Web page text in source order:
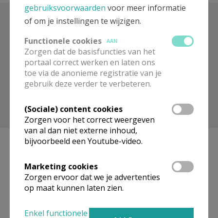
Zoek op trefwoord
Toon meer filters
Geen artikels gevonden.
Pagina's
gebruiksvoorwaarden voor meer informatie
of om je instellingen te wijzigen.
Functionele cookies
AAN
Zorgen dat de basisfuncties van het
portaal correct werken en laten ons
toe via de anonieme registratie van je
gebruik deze verder te verbeteren.
(Sociale) content cookies
Zorgen voor het correct weergeven
van al dan niet externe inhoud,
bijvoorbeeld een Youtube-video.
Marketing cookies
Zorgen ervoor dat we je advertenties
op maat kunnen laten zien.
Enkel functionele